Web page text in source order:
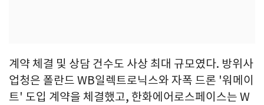
계약 체결 및 상담 건수도 사상 최대 규모였다. 방위사
업청은 폴란드 WB일렉트로닉스와 자폭 드론 '워메이
트' 도입 계약을 체결했고, 한화에어로스페이스는 W